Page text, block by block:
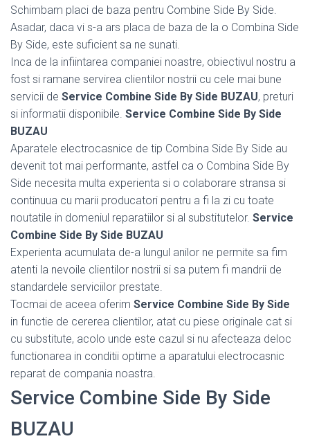
Schimbam placi de baza pentru Combine Side By Side.
Asadar, daca vi s-a ars placa de baza de la o Combina Side
By Side, este suficient sa ne sunati.
Inca de la infiintarea companiei noastre, obiectivul nostru a
fost si ramane servirea clientilor nostrii cu cele mai bune
servicii de Service Combine Side By Side BUZAU, preturi
si informatii disponibile. Service Combine Side By Side
BUZAU
Aparatele electrocasnice de tip Combina Side By Side au
devenit tot mai performante, astfel ca o Combina Side By
Side necesita multa experienta si o colaborare stransa si
continuua cu marii producatori pentru a fi la zi cu toate
noutatile in domeniul reparatiilor si al substitutelor. Service
Combine Side By Side BUZAU
Experienta acumulata de-a lungul anilor ne permite sa fim
atenti la nevoile clientilor nostrii si sa putem fi mandrii de
standardele serviciilor prestate.
Tocmai de aceea oferim Service Combine Side By Side
in functie de cererea clientilor, atat cu piese originale cat si
cu substitute, acolo unde este cazul si nu afecteaza deloc
functionarea in conditii optime a aparatului electrocasnic
reparat de compania noastra.
Service Combine Side By Side
BUZAU